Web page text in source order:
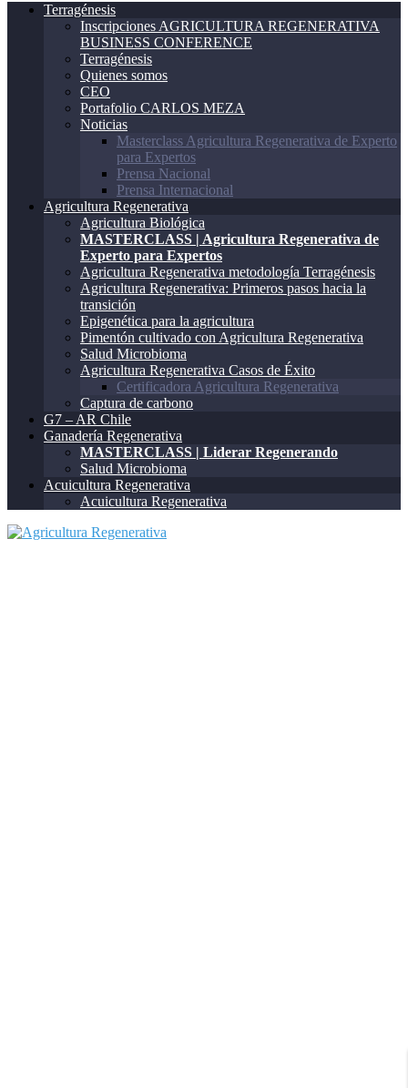
Terragénesis
Inscripciones AGRICULTURA REGENERATIVA
BUSINESS CONFERENCE
Terragénesis
Quienes somos
CEO
Portafolio CARLOS MEZA
Noticias
Masterclass Agricultura Regenerativa de Experto
para Expertos
Prensa Nacional
Prensa Internacional
Agricultura Regenerativa
Agricultura Biológica
MASTERCLASS | Agricultura Regenerativa de
Experto para Expertos
Agricultura Regenerativa metodología Terragénesis
Agricultura Regenerativa: Primeros pasos hacia la
transición
Epigenética para la agricultura
Pimentón cultivado con Agricultura Regenerativa
Salud Microbioma
Agricultura Regenerativa Casos de Éxito
Certificadora Agricultura Regenerativa
Captura de carbono
G7 – AR Chile
Ganadería Regenerativa
MASTERCLASS | Liderar Regenerando
Salud Microbioma
Acuicultura Regenerativa
Acuicultura Regenerativa